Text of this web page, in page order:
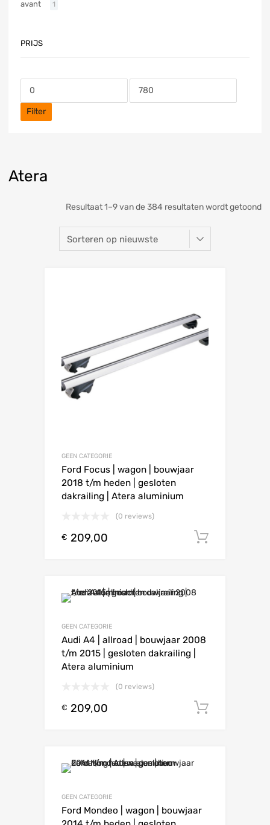
Atera
Resultaat 1–9 van de 384 resultaten wordt getoond
GEEN CATEGORIE
Ford Focus | wagon | bouwjaar
2018 t/m heden | gesloten
dakrailing | Atera aluminium
(0 reviews)
€ 209,00
GEEN CATEGORIE
Audi A4 | allroad | bouwjaar 2008
t/m 2015 | gesloten dakrailing |
Atera aluminium
(0 reviews)
€ 209,00
GEEN CATEGORIE
Ford Mondeo | wagon | bouwjaar
avant 1
PRIJS
Filter